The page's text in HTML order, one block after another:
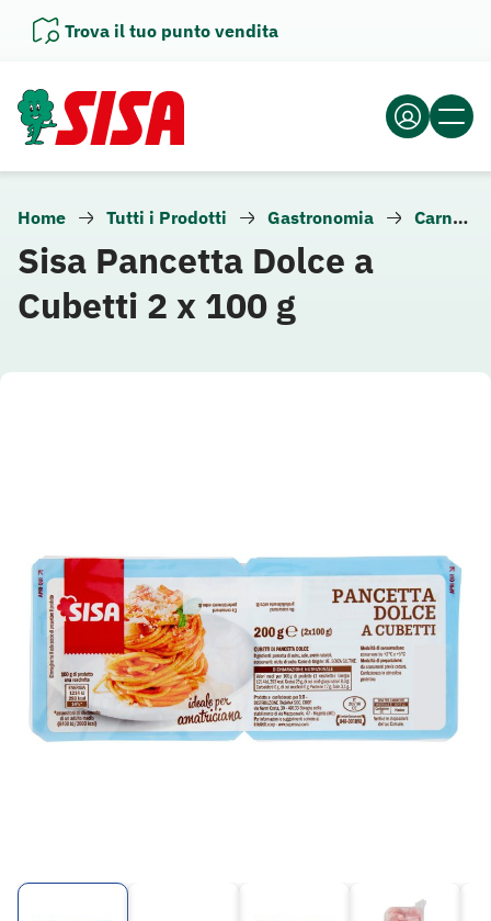
Trova il tuo punto vendita
Home Tutti i Prodotti Gastronomia Carne e altra gastronomia
Sisa Pancetta Dolce a
Cubetti 2 x 100 g